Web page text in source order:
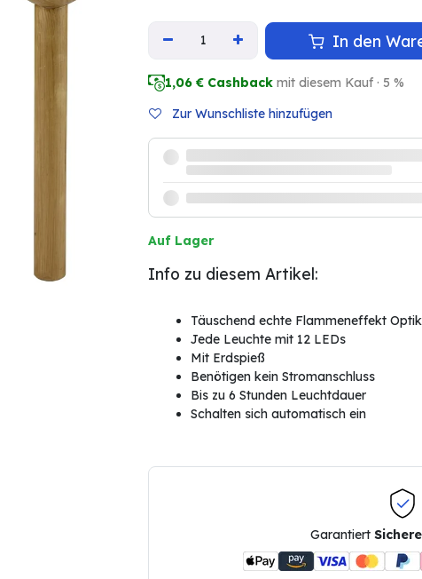
In den
1,06 € Cashback mit diesem Kauf · 5 %
Zur Wunschliste hinzufügen
Auf Lager
Info zu diesem Artikel:
Täuschend echte Flammeneffekt Optik
Jede Leuchte mit 12 LEDs
Mit Erdspieß
Benötigen kein Stromanschluss
Bis zu 6 Stunden Leuchtdauer
Schalten sich automatisch ein
Garantiert